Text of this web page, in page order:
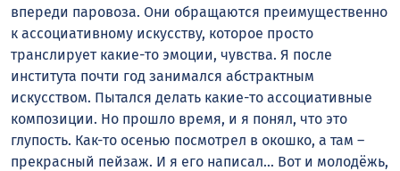
впереди паровоза. Они обращаются преимущественно
к ассоциативному искусству, которое просто
транслирует какие-то эмоции, чувства. Я после
института почти год занимался абстрактным
искусством. Пытался делать какие-то ассоциативные
композиции. Но прошло время, и я понял, что это
глупость. Как-то осенью посмотрел в окошко, а там –
прекрасный пейзаж. И я его написал… Вот и молодёжь,